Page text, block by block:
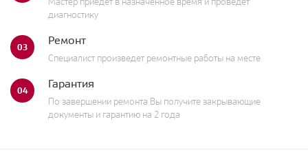
диагностику
03 Ремонт
Специалист произведет ремонтные работы на месте
04 Гарантия
По завершении ремонта Вы получите закрывающие
документы и гарантию на 2 года